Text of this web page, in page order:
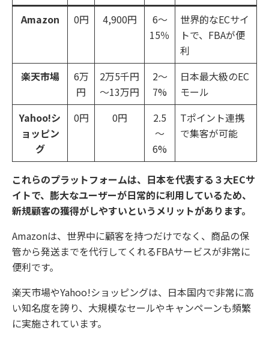
Amazon 0円 4,900円
6～
15％
世界的なECサイ
トで、FBAが便
利
楽天市場
6万
円
2万5千円
～13万円
2～
7%
日本最大級のEC
モール
Yahoo!シ
ョッピン
グ
0円 0円
2.5
～
6%
Tポイント連携
で集客が可能
これらのプラットフォームは、日本を代表する３大ECサ
イトで、膨大なユーザーが日常的に利用しているため、
新規顧客の獲得がしやすいというメリットがあります。
Amazonは、世界中に顧客を持つだけでなく、商品の保
管から発送までを代行してくれるFBAサービスが非常に
便利です。
楽天市場やYahoo!ショッピングは、日本国内で非常に高
い知名度を誇り、大規模なセールやキャンペーンも頻繁
に実施されています。